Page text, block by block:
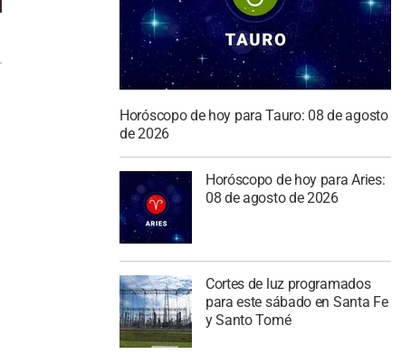
Horóscopo de hoy para Tauro: 08 de agosto
de 2026
Horóscopo de hoy para Aries:
08 de agosto de 2026
Cortes de luz programados
para este sábado en Santa Fe
y Santo Tomé